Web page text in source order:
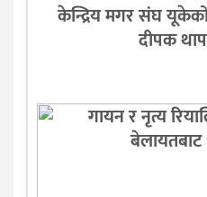
केन्द्रिय मगर संघ
दीपक